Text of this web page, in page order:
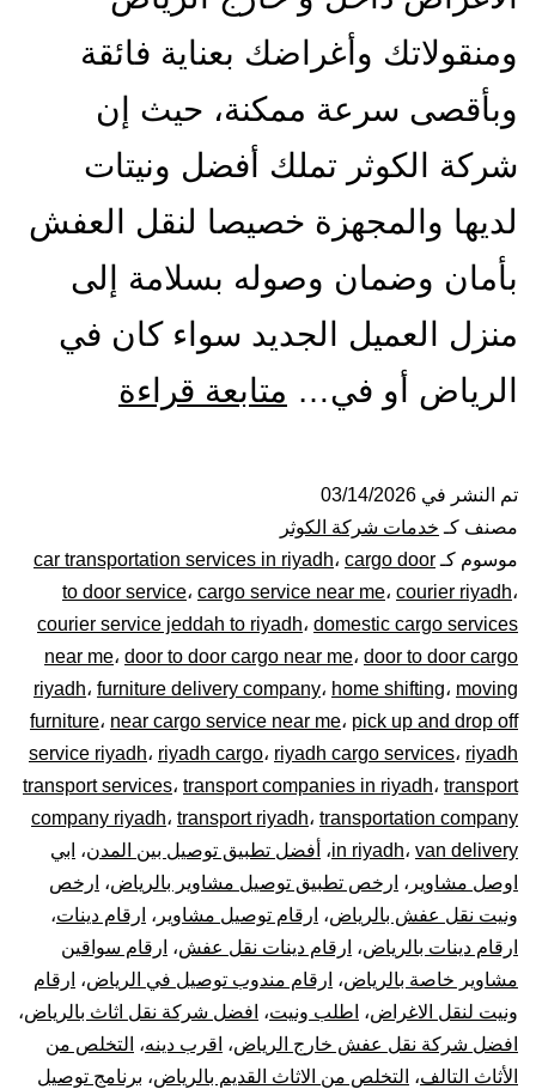
ومنقولاتك وأغراضك بعناية فائقة
وبأقصى سرعة ممكنة، حيث إن
شركة الكوثر تملك أفضل ونيتات
لديها والمجهزة خصيصا لنقل العفش
بأمان وضمان وصوله بسلامة إلى
منزل العميل الجديد سواء كان في
الرياض أو في… متابعة قراءة
بالرياض|
–
توصيل
نقل
البضائع
الأغراض
داخل
و
تم النشر في 03/14/2026
مصنف كـ خدمات شركة الكوثر
موسوم كـ
car transportation services in riyadh، cargo door
to door service، cargo service near me، courier riyadh،
courier service jeddah to riyadh، domestic cargo services
near me، door to door cargo near me، door to door cargo
riyadh، furniture delivery company، home shifting، moving
furniture، near cargo service near me، pick up and drop off
service riyadh، riyadh cargo، riyadh cargo services، riyadh
transport services، transport companies in riyadh، transport
company riyadh، transport riyadh، transportation company
in riyadh، van delivery ، أفضل تطبيق توصيل بين المدن، ابي
اوصل مشاوير ، ارخص تطبيق توصيل مشاوير بالرياض، ارخص
ونيت نقل عفش بالرياض، ارقام توصيل مشاوير ، ارقام دينات،
ارقام دينات بالرياض، ارقام دينات نقل عفش، ارقام سواقين
مشاوير خاصة بالرياض، ارقام مندوب توصيل في الرياض، ارقام
ونيت لنقل الاغراض، اطلب ونيت، افضل شركة نقل اثاث بالرياض،
افضل شركة نقل عفش خارج الرياض، اقرب دينه، التخلص من
الأثاث التالف، التخلص من الاثاث القديم بالرياض، برنامج توصيل